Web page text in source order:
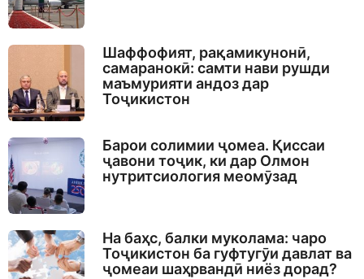
Шаффофият, рақамикунонӣ,
самаранокӣ: самти нави рушди
маъмурияти андоз дар
Тоҷикистон
Барои солимии ҷомеа. Қиссаи
ҷавони тоҷик, ки дар Олмон
нутритсиология меомӯзад
На баҳс, балки муколама: чаро
Тоҷикистон ба гуфтугӯи давлат ва
ҷомеаи шаҳрвандӣ ниёз дорад?